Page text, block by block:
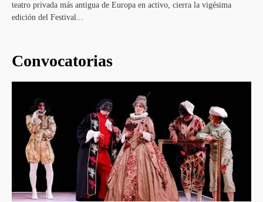
teatro privada más antigua de Europa en activo, cierra la vigésima
edición del Festival...
Convocatorias